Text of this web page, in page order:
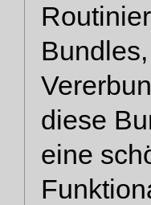
diese
eine